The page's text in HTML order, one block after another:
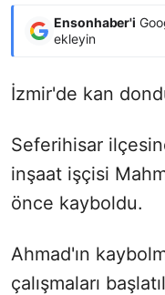
Ensonhaber'i
ekleyin
İzmir'de kan
Seferihisar
inşaat işçisi
önce kayboldu.
Ahmad'ın
çalışmaları